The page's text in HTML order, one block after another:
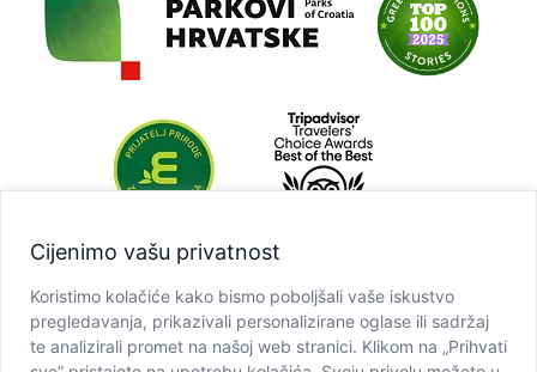
Cijenimo vašu privatnost
Koristimo kolačiće kako bismo poboljšali vaše iskustvo
pregledavanja, prikazivali personalizirane oglase ili sadržaj
te analizirali promet na našoj web stranici. Klikom na „Prihvati